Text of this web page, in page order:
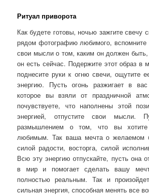
Ритуал приворота
Как будете готовы, ночью зажгите свечу
рядом фотографию любимого, вспомните
свои мысли о том, каким он должен быть,
он есть сейчас. Подержите этот образ в
поднесите руки к огню свечи, ощутите
энергию. Пусть огонь разжигает в
которое вы взяли от праздничной
почувствуете, что наполнены этой
энергией, отпустите свои мысли.
размышлением о том, что вы
любимым. Так ваша мечта о желаемом
силой радости, восторга, силой
Всю эту энергию отпускайте, пусть она
в мир и помогает сделать вашу
полностью реальным. Так и
сильная энергия, способная менять все